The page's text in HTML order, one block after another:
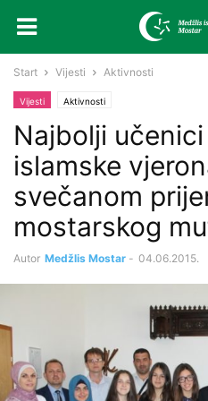
Start Vijesti Aktivnosti
Vijesti Aktivnosti
Najbolji
islamske
svečanom
mostarskog
Autor Medžlis Mostar - 04.06.2015.